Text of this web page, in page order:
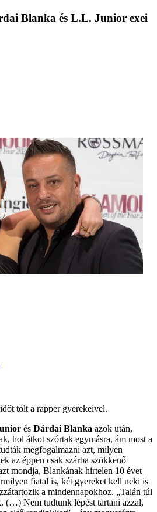
Blanka és L.L. Junior exei
tölt a rapper gyerekeivel.
és Dárdai Blanka azok után,
hol átkot szórtak egymásra, ám most a
megfogalmazni azt, milyen
az éppen csak szárba szökkenő
mondja, Blankának hirtelen 10 évet
fiatal is, két gyereket kell neki is
a mindennapokhoz. „Talán túl
(…) Nem tudtunk lépést tartani azzal,